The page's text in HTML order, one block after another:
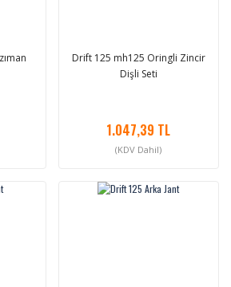
Drift 125 mh125 Oringli Zincir
Dişli Seti
1.047,39 TL
(KDV Dahil)